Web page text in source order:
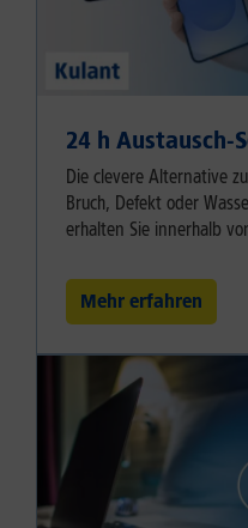
24 h Austausch-
Die clevere Alternative
Bruch, Defekt oder
erhalten Sie innerhalb
Mehr erfahren